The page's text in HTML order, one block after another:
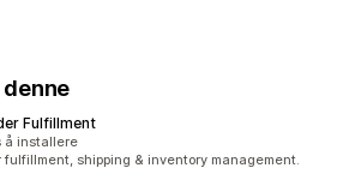
denne
Fulfillment
å installere
fulfillment, shipping & inventory management.